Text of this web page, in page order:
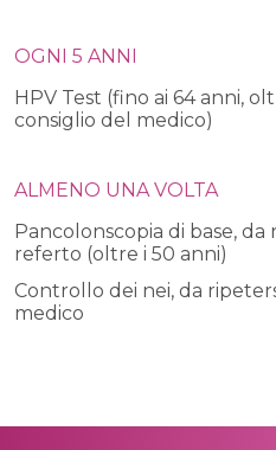
OGNI 5 ANNI
HPV Test (fino ai 64 anni,
consiglio del medico)
ALMENO UNA VOLTA
Pancolonscopia di base, da
referto (oltre i 50 anni)
Controllo dei nei, da
medico